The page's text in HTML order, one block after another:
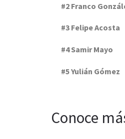
#2 Franco
#3 Felipe Acosta
#4 Samir Mayo
#5 Yulián Gómez
Conoce